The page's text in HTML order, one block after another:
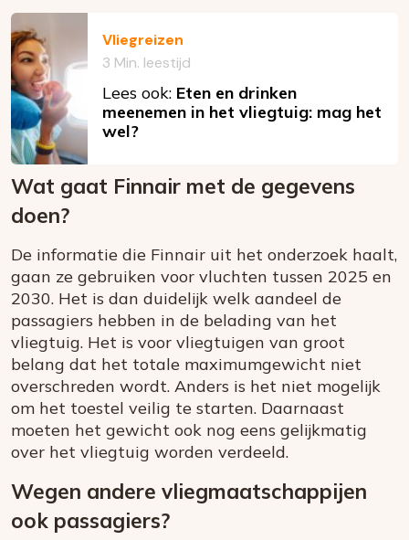
Vliegreizen
3 Min. leestijd
Lees ook: Eten en drinken
meenemen in het vliegtuig: mag het
wel?
Wat gaat Finnair met de gegevens
doen?
De informatie die Finnair uit het onderzoek haalt,
gaan ze gebruiken voor vluchten tussen 2025 en
2030. Het is dan duidelijk welk aandeel de
passagiers hebben in de belading van het
vliegtuig. Het is voor vliegtuigen van groot
belang dat het totale maximumgewicht niet
overschreden wordt. Anders is het niet mogelijk
om het toestel veilig te starten. Daarnaast
moeten het gewicht ook nog eens gelijkmatig
over het vliegtuig worden verdeeld.
Wegen andere vliegmaatschappijen
ook passagiers?